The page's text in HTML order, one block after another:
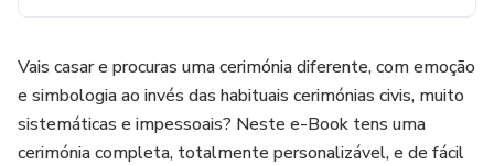
Vais casar e procuras uma cerimónia diferente, com emoção
e simbologia ao invés das habituais cerimónias civis, muito
sistemáticas e impessoais? Neste e-Book tens uma
cerimónia completa, totalmente personalizável, e de fácil